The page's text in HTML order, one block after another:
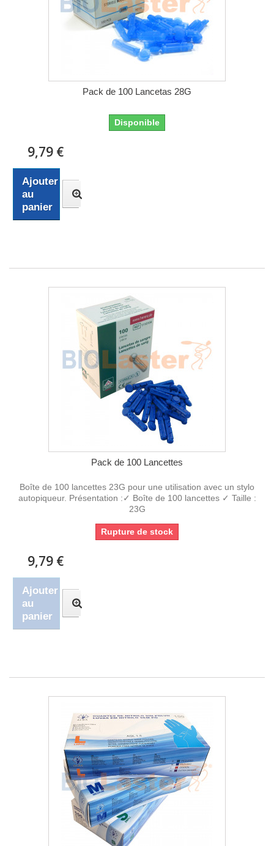
Pack de 100 Lancetas 28G
Disponible
9,79 €
Ajouter
au
panier
Pack de 100 Lancettes
Boîte de 100 lancettes 23G pour une utilisation avec un stylo
autopiqueur. Présentation :✓ Boîte de 100 lancettes ✓ Taille :
23G
Rupture de stock
9,79 €
Ajouter
au
panier